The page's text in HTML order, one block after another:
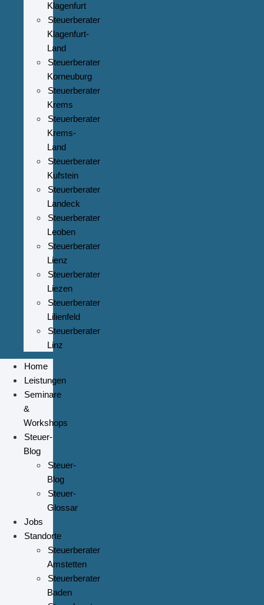
Klagenfurt
Steuerberater
Klagenfurt-
Land
Steuerberater
Korneuburg
Steuerberater
Krems
Steuerberater
Krems-
Land
Steuerberater
Kufstein
Steuerberater
Landeck
Steuerberater
Leoben
Steuerberater
Lienz
Steuerberater
Liezen
Steuerberater
Lilienfeld
Steuerberater
Linz
Home
Leistungen
Seminare
&
Workshops
Steuer-
Blog
Steuer-
Blog
Steuer-
Glossar
Jobs
Standorte
Steuerberater
Amstetten
Steuerberater
Baden